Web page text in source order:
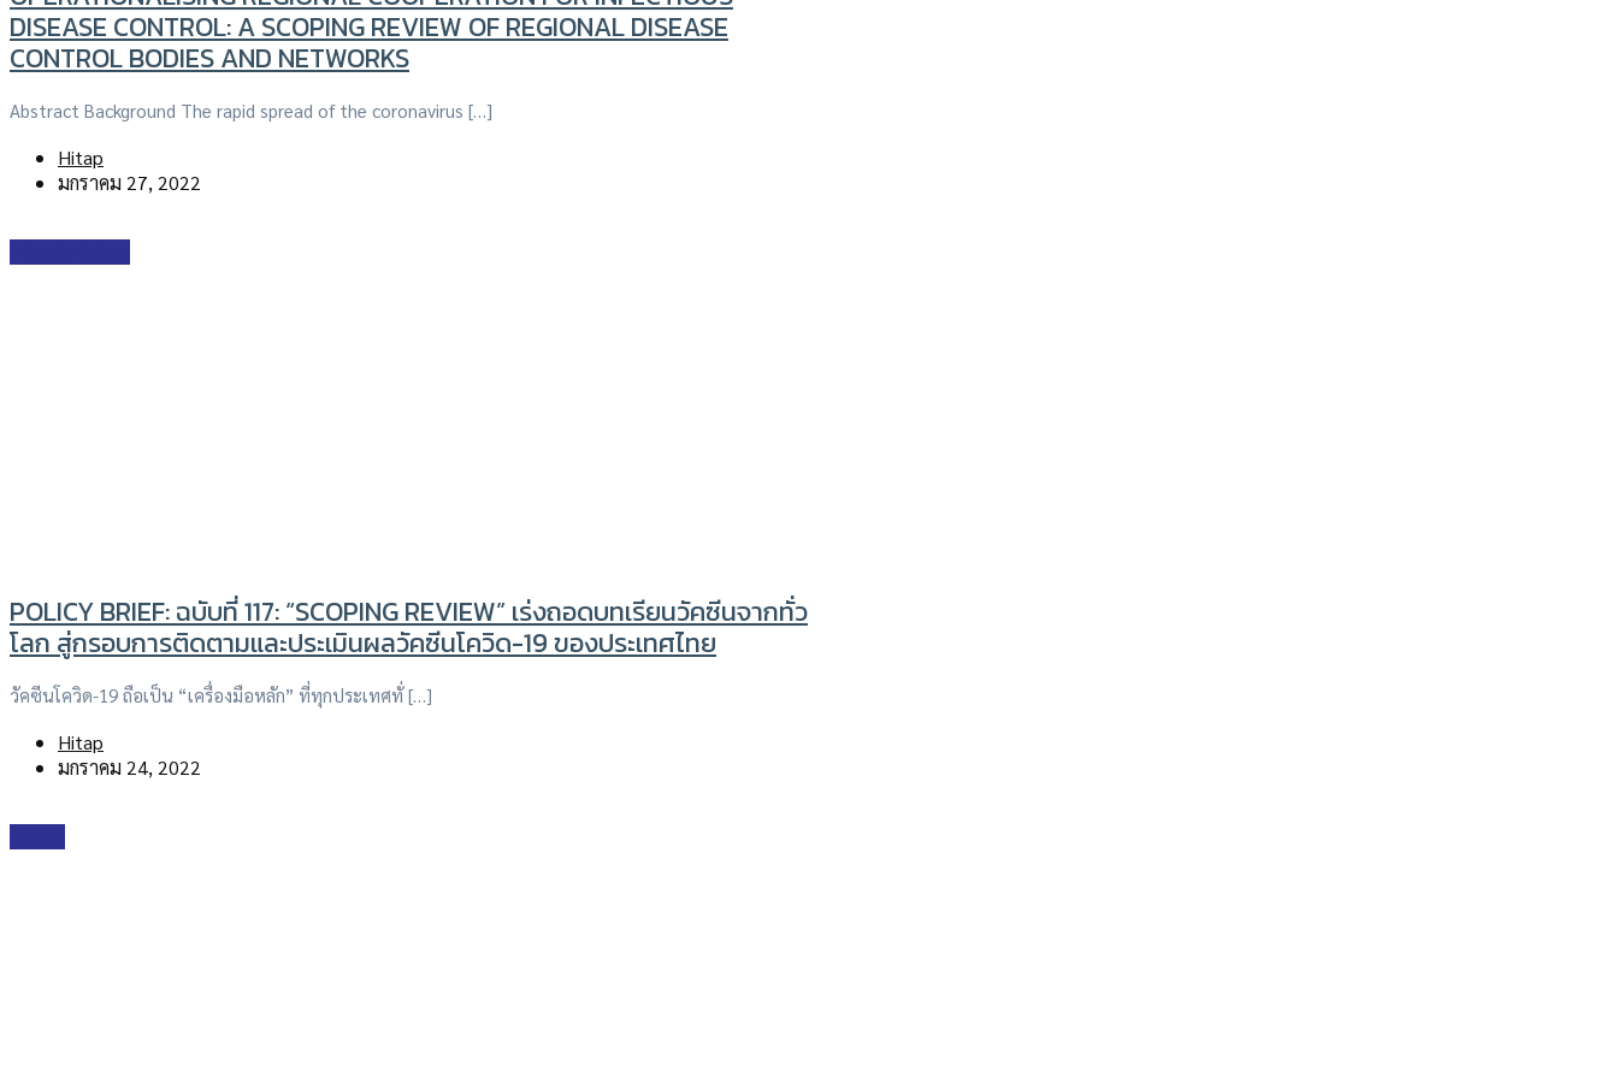
DISEASE CONTROL: A SCOPING REVIEW OF REGIONAL DISEASE
CONTROL BODIES AND NETWORKS
Abstract Background The rapid spread of the coronavirus […]
Hitap
มกราคม 27, 2022
POLICY BRIEF: ฉบับที่ 117: “SCOPING REVIEW” เร่งถอดบทเรียนวัคซีนจากทั่ว
โลก สู่กรอบการติดตามและประเมินผลวัคซีนโควิด-19 ของประเทศไทย
วัคซีนโควิด-19 ถือเป็น “เครื่องมือหลัก” ที่ทุกประเทศทั่ […]
Hitap
มกราคม 24, 2022